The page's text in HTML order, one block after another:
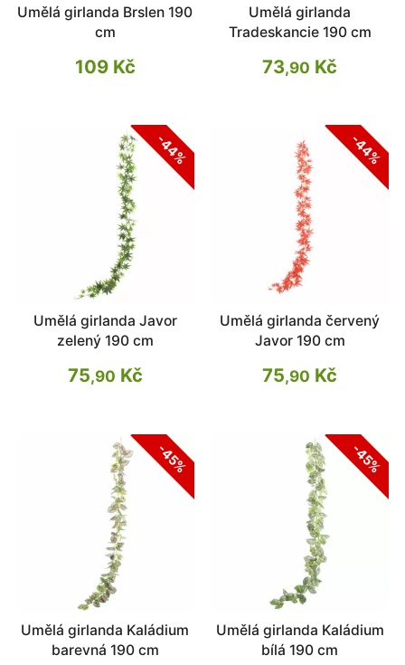
Umělá girlanda Brslen 190
cm
109 Kč
Umělá girlanda
Tradeskancie 190 cm
73,90 Kč
-44%
Umělá girlanda Javor
zelený 190 cm
75,90 Kč
-44%
Umělá girlanda červený
Javor 190 cm
75,90 Kč
-45%
Umělá girlanda Kaládium
barevná 190 cm
-45%
Umělá girlanda Kaládium
bílá 190 cm